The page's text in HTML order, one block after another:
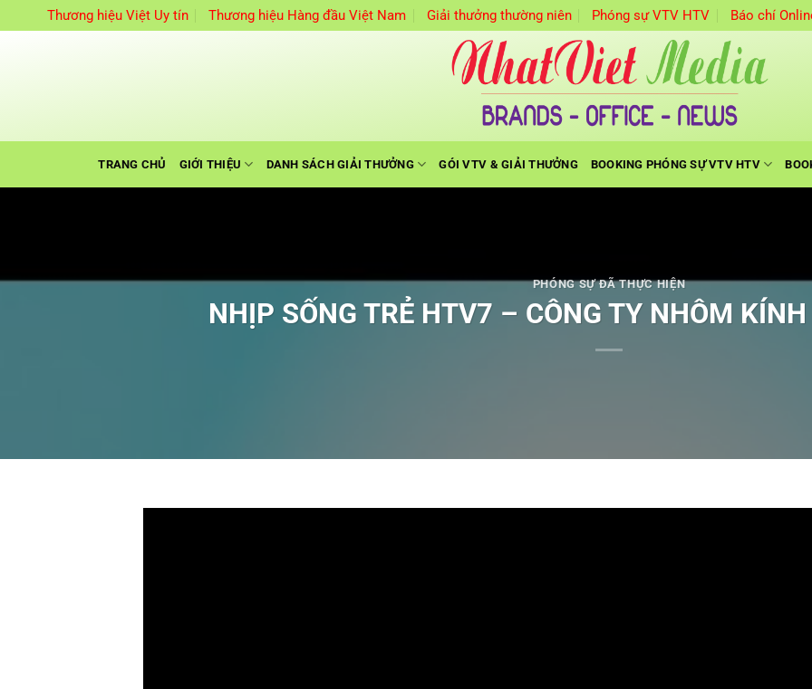
qua
Thương hiệu Việt Uy tín Thương hiệu Hàng đầu Việt Nam Giải thưởng thường niên Phóng sự VTV HTV Báo chí
TRANG CHỦ GIỚI THIỆU DANH SÁCH GIẢI THƯỞNG GÓI VTV & GIẢI THƯỞNG BOOKING PHÓNG SỰ VTV HTV
PHÓNG SỰ ĐÃ THỰC HIỆN
NHỊP SỐNG TRẺ HTV7 – CÔNG TY NHÔM